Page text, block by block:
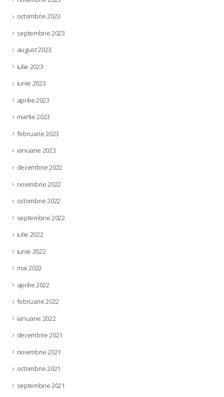
octombrie 2023
septembrie 2023
august 2023
iulie 2023
iunie 2023
aprilie 2023
martie 2023
februarie 2023
ianuarie 2023
decembrie 2022
noiembrie 2022
octombrie 2022
septembrie 2022
iulie 2022
iunie 2022
mai 2022
aprilie 2022
februarie 2022
ianuarie 2022
decembrie 2021
noiembrie 2021
octombrie 2021
septembrie 2021